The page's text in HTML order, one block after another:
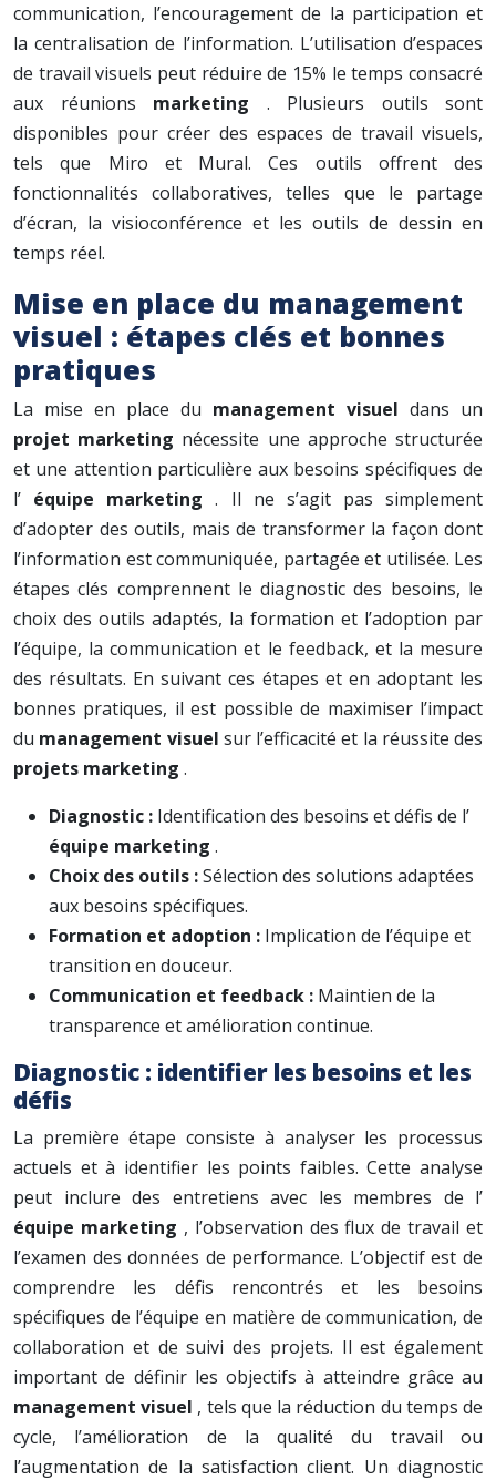
communication, l’encouragement de la participation et
la centralisation de l’information. L’utilisation d’espaces
de travail visuels peut réduire de 15% le temps consacré
aux réunions marketing . Plusieurs outils sont
disponibles pour créer des espaces de travail visuels,
tels que Miro et Mural. Ces outils offrent des
fonctionnalités collaboratives, telles que le partage
d’écran, la visioconférence et les outils de dessin en
temps réel.
Mise en place du management
visuel : étapes clés et bonnes
pratiques
La mise en place du management visuel dans un
projet marketing nécessite une approche structurée
et une attention particulière aux besoins spécifiques de
l’ équipe marketing. Il ne s’agit pas simplement
d’adopter des outils, mais de transformer la façon dont
l’information est communiquée, partagée et utilisée. Les
étapes clés comprennent le diagnostic des besoins, le
choix des outils adaptés, la formation et l’adoption par
l’équipe, la communication et le feedback, et la mesure
des résultats. En suivant ces étapes et en adoptant les
bonnes pratiques, il est possible de maximiser l’impact
du management visuel sur l’efficacité et la réussite des
projets marketing .
Diagnostic : Identification des besoins et défis de l’
équipe marketing .
Choix des outils :Sélection des solutions adaptées
aux besoins spécifiques.
Formation et adoption : Implication de l’équipe et
transition en douceur.
Communication et feedback : Maintien de la
transparence et amélioration continue.
Diagnostic : identifier les besoins et les
défis
La première étape consiste à analyser les processus
actuels et à identifier les points faibles. Cette analyse
peut inclure des entretiens avec les membres de l’
équipe marketing , l’observation des flux de travail et
l’examen des données de performance. L’objectif est de
comprendre les défis rencontrés et les besoins
spécifiques de l’équipe en matière de communication, de
collaboration et de suivi des projets. Il est également
important de définir les objectifs à atteindre grâce au
management visuel , tels que la réduction du temps de
cycle, l’amélioration de la qualité du travail ou
l’augmentation de la satisfaction client. Un diagnostic